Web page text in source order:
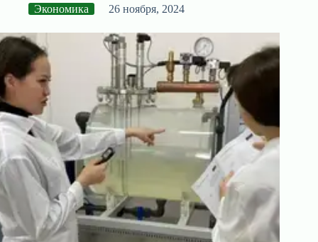
Экономика 26 ноября, 2024